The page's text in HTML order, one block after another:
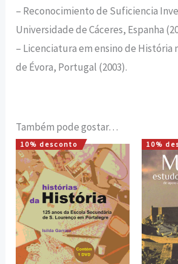
– Reconocimiento de Suficiencia
Universidade de Cáceres, Espanha
– Licenciatura em ensino de História
de Évora, Portugal (2003).
Também pode gostar…
10% desconto
O
preço
original
era:
20,00 €.
O
preço
atual
é:
18,00 €.
10%
O